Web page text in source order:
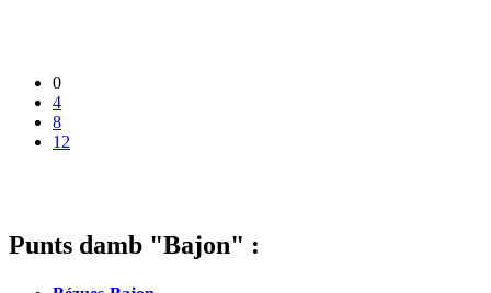
0
4
8
12
Punts damb "Bajon" :